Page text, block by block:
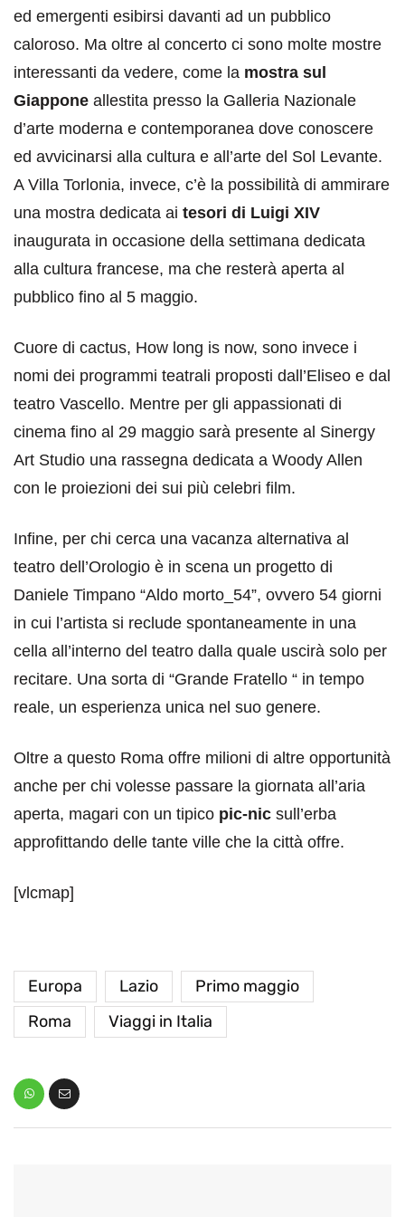
ed emergenti esibirsi davanti ad un pubblico
caloroso. Ma oltre al concerto ci sono molte mostre
interessanti da vedere, come la mostra sul
Giappone allestita presso la Galleria Nazionale
d’arte moderna e contemporanea dove conoscere
ed avvicinarsi alla cultura e all’arte del Sol Levante.
A Villa Torlonia, invece, c’è la possibilità di ammirare
una mostra dedicata ai tesori di Luigi XIV
inaugurata in occasione della settimana dedicata
alla cultura francese, ma che resterà aperta al
pubblico fino al 5 maggio.
Cuore di cactus, How long is now, sono invece i
nomi dei programmi teatrali proposti dall’Eliseo e dal
teatro Vascello. Mentre per gli appassionati di
cinema fino al 29 maggio sarà presente al Sinergy
Art Studio una rassegna dedicata a Woody Allen
con le proiezioni dei sui più celebri film.
Infine, per chi cerca una vacanza alternativa al
teatro dell’Orologio è in scena un progetto di
Daniele Timpano “Aldo morto_54”, ovvero 54 giorni
in cui l’artista si reclude spontaneamente in una
cella all’interno del teatro dalla quale uscirà solo per
recitare. Una sorta di “Grande Fratello “ in tempo
reale, un esperienza unica nel suo genere.
Oltre a questo Roma offre milioni di altre opportunità
anche per chi volesse passare la giornata all’aria
aperta, magari con un tipico pic-nic sull’erba
approfittando delle tante ville che la città offre.
[vlcmap]
Europa Lazio
Primo maggio
Roma
Viaggi in Italia